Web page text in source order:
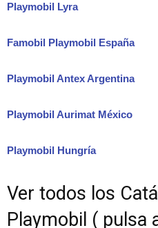
Playmobil Lyra
Famobil Playmobil España
Playmobil Antex Argentina
Playmobil Aurimat México
Playmobil Hungría
Ver todos los
Playmobil ( pulsa